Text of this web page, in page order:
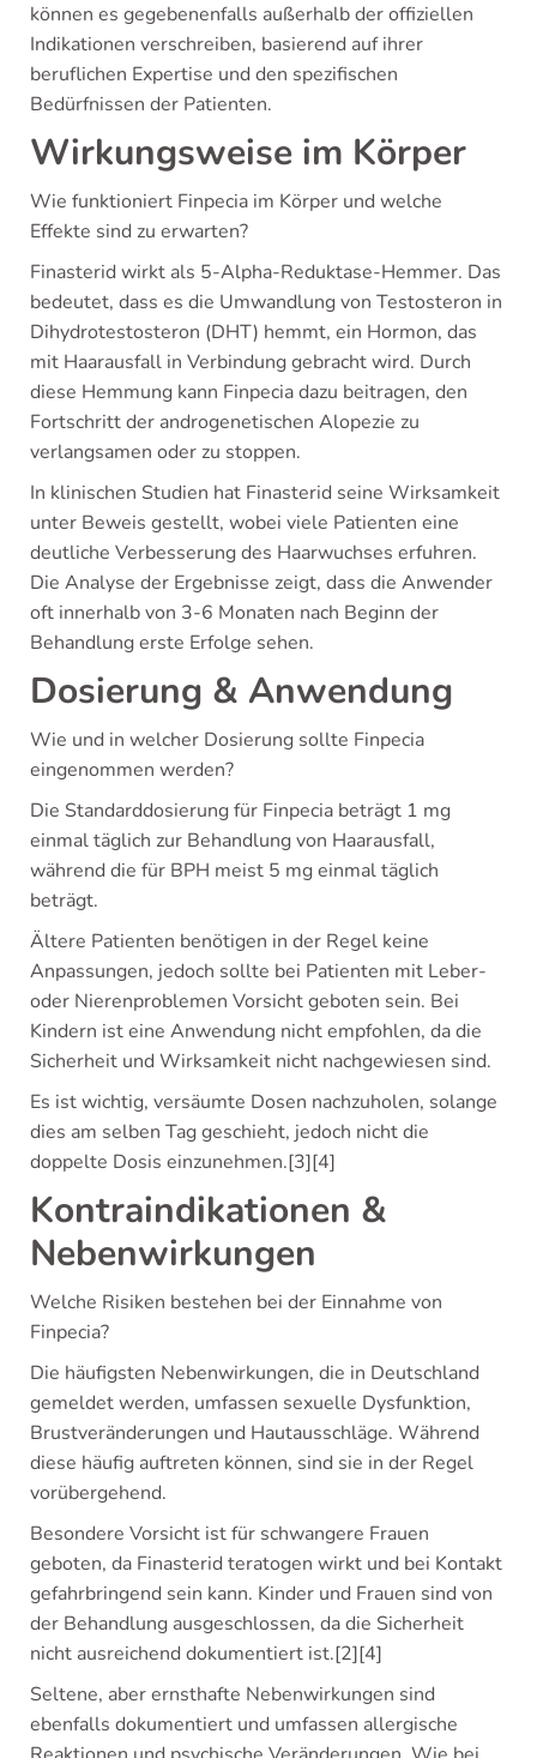
können es gegebenenfalls außerhalb der offiziellen
Indikationen verschreiben, basierend auf ihrer
beruflichen Expertise und den spezifischen
Bedürfnissen der Patienten.
Wirkungsweise im Körper
Wie funktioniert Finpecia im Körper und welche
Effekte sind zu erwarten?
Finasterid wirkt als 5-Alpha-Reduktase-Hemmer. Das
bedeutet, dass es die Umwandlung von Testosteron in
Dihydrotestosteron (DHT) hemmt, ein Hormon, das
mit Haarausfall in Verbindung gebracht wird. Durch
diese Hemmung kann Finpecia dazu beitragen, den
Fortschritt der androgenetischen Alopezie zu
verlangsamen oder zu stoppen.
In klinischen Studien hat Finasterid seine Wirksamkeit
unter Beweis gestellt, wobei viele Patienten eine
deutliche Verbesserung des Haarwuchses erfuhren.
Die Analyse der Ergebnisse zeigt, dass die Anwender
oft innerhalb von 3-6 Monaten nach Beginn der
Behandlung erste Erfolge sehen.
Dosierung & Anwendung
Wie und in welcher Dosierung sollte Finpecia
eingenommen werden?
Die Standarddosierung für Finpecia beträgt 1 mg
einmal täglich zur Behandlung von Haarausfall,
während die für BPH meist 5 mg einmal täglich
beträgt.
Ältere Patienten benötigen in der Regel keine
Anpassungen, jedoch sollte bei Patienten mit Leber-
oder Nierenproblemen Vorsicht geboten sein. Bei
Kindern ist eine Anwendung nicht empfohlen, da die
Sicherheit und Wirksamkeit nicht nachgewiesen sind.
Es ist wichtig, versäumte Dosen nachzuholen, solange
dies am selben Tag geschieht, jedoch nicht die
doppelte Dosis einzunehmen.[3][4]
Kontraindikationen &
Nebenwirkungen
Welche Risiken bestehen bei der Einnahme von
Finpecia?
Die häufigsten Nebenwirkungen, die in Deutschland
gemeldet werden, umfassen sexuelle Dysfunktion,
Brustveränderungen und Hautausschläge. Während
diese häufig auftreten können, sind sie in der Regel
vorübergehend.
Besondere Vorsicht ist für schwangere Frauen
geboten, da Finasterid teratogen wirkt und bei Kontakt
gefahrbringend sein kann. Kinder und Frauen sind von
der Behandlung ausgeschlossen, da die Sicherheit
nicht ausreichend dokumentiert ist.[2][4]
Seltene, aber ernsthafte Nebenwirkungen sind
ebenfalls dokumentiert und umfassen allergische